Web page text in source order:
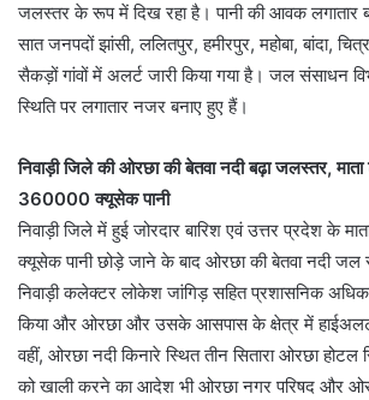
जलस्तर के रूप में दिख रहा है। पानी की आवक लगातार
सात जनपदों झांसी, ललितपुर, हमीरपुर, महोबा, बांदा,
सैकड़ों गांवों में अलर्ट जारी किया गया है। जल संसाधन
स्थिति पर लगातार नजर बनाए हुए हैं।
निवाड़ी जिले की ओरछा की बेतवा नदी बढ़ा जलस्तर,
360000 क्यूसेक पानी
निवाड़ी जिले में हुई जोरदार बारिश एवं उत्तर प्रदेश के
क्यूसेक पानी छोड़े जाने के बाद ओरछा की बेतवा नदी जल
निवाड़ी कलेक्टर लोकेश जांगिड़ सहित प्रशासनिक
किया और ओरछा और उसके आसपास के क्षेत्र में हाईअलर्ट
वहीं, ओरछा नदी किनारे स्थित तीन सितारा ओरछा होटल
को खाली करने का आदेश भी ओरछा नगर परिषद और